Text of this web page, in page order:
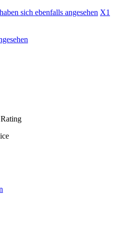
sich ebenfalls angesehen X1